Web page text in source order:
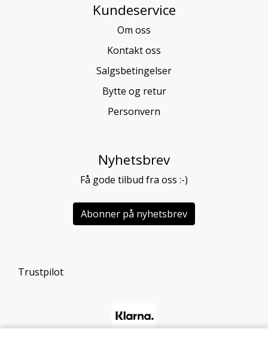
Kundeservice
Om oss
Kontakt oss
Salgsbetingelser
Bytte og retur
Personvern
Nyhetsbrev
Få gode tilbud fra oss :-)
Abonner på nyhetsbrev
Trustpilot